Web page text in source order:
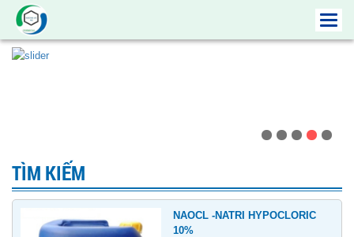
TÌM KIẾM
NAOCL -NATRI HYPOCLORIC
10%